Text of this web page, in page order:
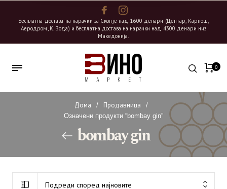
Бесплатна достава на нарачки за Скопје над 1600 денари (Центар, Карпош,
Аеродром, К. Вода) и бесплатна достава на нарачки над 4300 денари низ
Македонија.
0
Дома / Продавница
/
Означени продукти “bombay gin”
bombay gin
Подреди според најновите